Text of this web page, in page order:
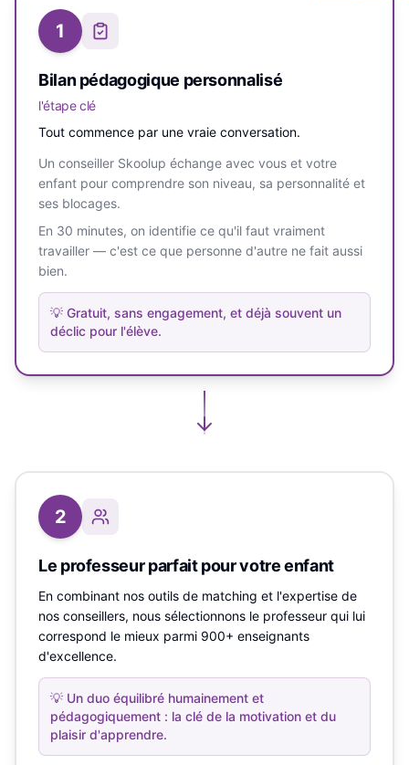
1
Bilan pédagogique personnalisé
l'étape clé
Tout commence par une vraie conversation.
Un conseiller Skoolup échange avec vous et votre
enfant pour comprendre son niveau, sa personnalité et
ses blocages.
En 30 minutes, on identifie ce qu'il faut vraiment
travailler — c'est ce que personne d'autre ne fait aussi
bien.
💡 Gratuit, sans engagement, et déjà souvent un
déclic pour l'élève.
2
Le professeur parfait pour votre enfant
En combinant nos outils de matching et l'expertise de
nos conseillers, nous sélectionnons le professeur qui lui
correspond le mieux parmi 900+ enseignants
d'excellence.
💡 Un duo équilibré humainement et
pédagogiquement : la clé de la motivation et du
plaisir d'apprendre.